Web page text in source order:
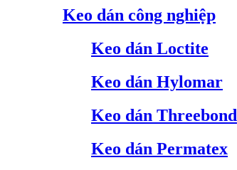
Keo dán công nghiệp
Keo dán Loctite
Keo dán Hylomar
Keo dán Threebond
Keo dán Permatex